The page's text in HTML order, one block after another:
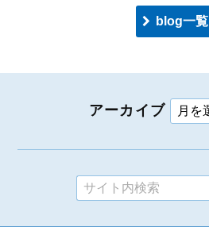
blog一覧
アーカイブ